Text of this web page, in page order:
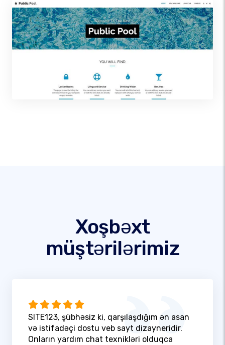
Xoşbəxt
müştərilərimiz
SITE123, şübhəsiz ki, qarşılaşdığım ən asan
və istifadəçi dostu veb sayt dizayneridir.
Onların yardım chat texnikləri olduqca